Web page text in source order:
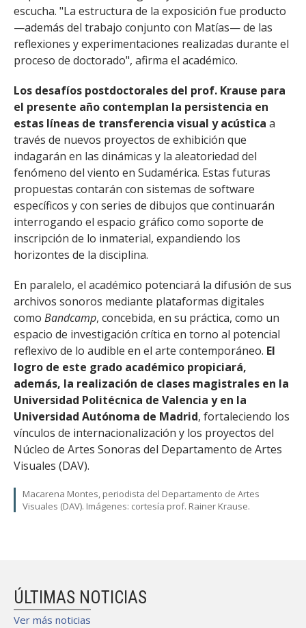
escucha. "La estructura de la exposición fue producto
—además del trabajo conjunto con Matías— de las
reflexiones y experimentaciones realizadas durante el
proceso de doctorado", afirma el académico.
Los desafíos postdoctorales del prof. Krause para
el presente año contemplan la persistencia en
estas líneas de transferencia visual y acústica a
través de nuevos proyectos de exhibición que
indagarán en las dinámicas y la aleatoriedad del
fenómeno del viento en Sudamérica. Estas futuras
propuestas contarán con sistemas de software
específicos y con series de dibujos que continuarán
interrogando el espacio gráfico como soporte de
inscripción de lo inmaterial, expandiendo los
horizontes de la disciplina.
En paralelo, el académico potenciará la difusión de sus
archivos sonoros mediante plataformas digitales
como Bandcamp, concebida, en su práctica, como un
espacio de investigación crítica en torno al potencial
reflexivo de lo audible en el arte contemporáneo. El
logro de este grado académico propiciará,
además, la realización de clases magistrales en la
Universidad Politécnica de Valencia y en la
Universidad Autónoma de Madrid, fortaleciendo los
vínculos de internacionalización y los proyectos del
Núcleo de Artes Sonoras del Departamento de Artes
Visuales (DAV).
Macarena Montes, periodista del Departamento de Artes
Visuales (DAV). Imágenes: cortesía prof. Rainer Krause.
ÚLTIMAS NOTICIAS
Ver más noticias